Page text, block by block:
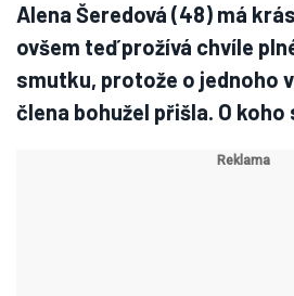
Alena Šeredová (48) má
ovšem teď prožívá chvíle
smutku, protože o jednoho
člena bohužel přišla. O koho